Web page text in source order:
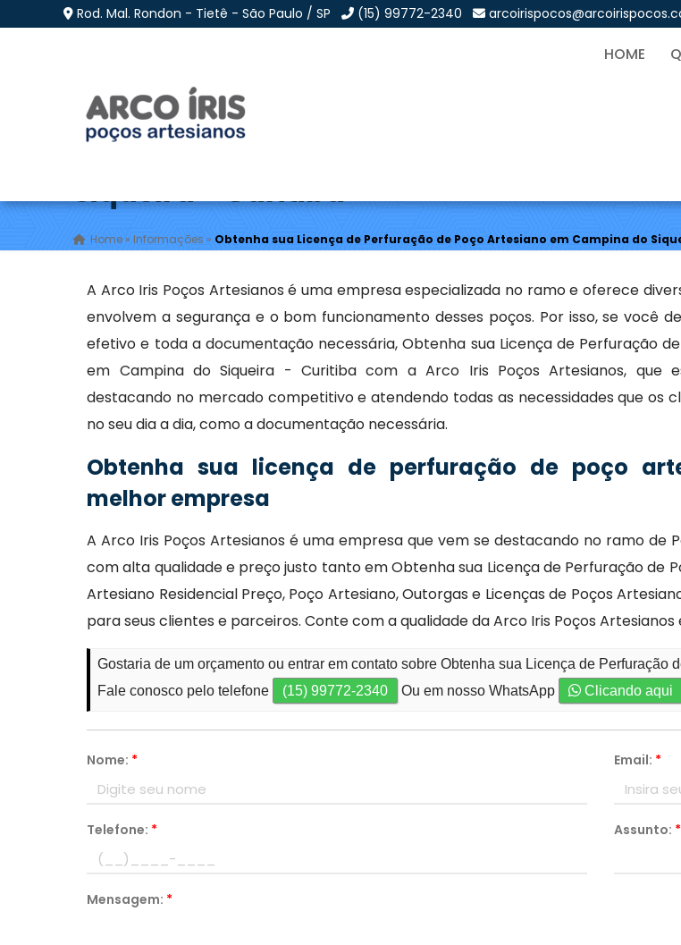
Rod. Mal. Rondon - Tietê - São Paulo / SP (15) 99772-2340
HOME
Obtenha sua Licença de Perfuração de
Siqueira - Curitiba
Home »Informações » Obtenha sua Licença de Perfuração de Poço Artesiano em Campina do
A Arco Iris Poços Artesianos é uma empresa especializada no ramo e oferece
envolvem a segurança e o bom funcionamento desses poços. Por isso, se você
efetivo e toda a documentação necessária, Obtenha sua Licença de Perfuração
em Campina do Siqueira - Curitiba com a Arco Iris Poços Artesianos, que
destacando no mercado competitivo e atendendo todas as necessidades que os
no seu dia a dia, como a documentação necessária.
Obtenha sua licença de perfuração de poço
melhor empresa
A Arco Iris Poços Artesianos é uma empresa que vem se destacando no ramo de
com alta qualidade e preço justo tanto em Obtenha sua Licença de Perfuração de
Artesiano Residencial Preço, Poço Artesiano, Outorgas e Licenças de Poços
para seus clientes e parceiros. Conte com a qualidade da Arco Iris Poços
Gostaria de um orçamento ou entrar em contato sobre Obtenha sua Licença de
Fale conosco pelo telefone
(15) 99772-2340 Ou em nosso WhatsApp Clicando aqui
Nome: * Email: *
Telefone: * Assunto: *
Mensagem: *